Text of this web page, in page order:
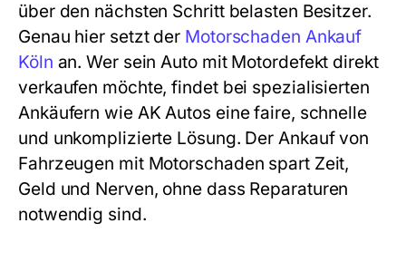
über den nächsten Schritt belasten Besitzer.
Genau hier setzt der Motorschaden Ankauf
Köln an. Wer sein Auto mit Motordefekt direkt
verkaufen möchte, findet bei spezialisierten
Ankäufern wie AK Autos eine faire, schnelle
und unkomplizierte Lösung. Der Ankauf von
Fahrzeugen mit Motorschaden spart Zeit,
Geld und Nerven, ohne dass Reparaturen
notwendig sind.